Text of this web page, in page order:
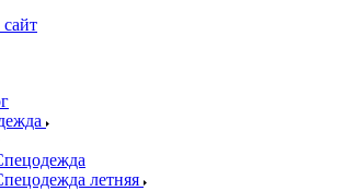
летняя